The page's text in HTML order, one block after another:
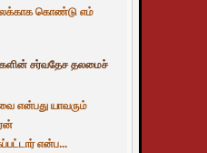
இலக்காக கொண்டு எம்
சர்வதேச தலமைச்
யாவரும்
என்ப...